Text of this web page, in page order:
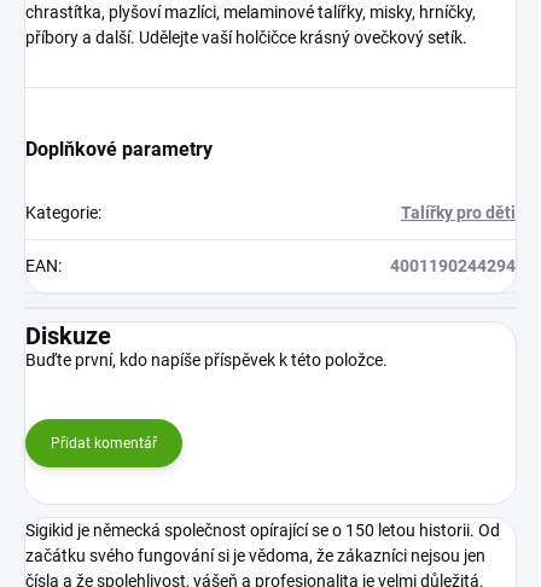
chrastítka, plyšoví mazlíci, melaminové talířky, misky, hrníčky,
příbory a další. Udělejte vaší holčičce krásný ovečkový setík.
Doplňkové parametry
Kategorie: Talířky pro děti
EAN: 4001190244294
Diskuze
Buďte první, kdo napíše příspěvek k této položce.
Přidat komentář
Sigikid je německá společnost opírající se o 150 letou historii. Od
začátku svého fungování si je vědoma, že zákazníci nejsou jen
čísla a že spolehlivost, vášeň a profesionalita je velmi důležitá.